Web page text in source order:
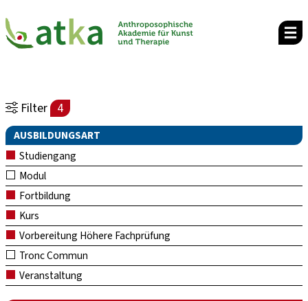
Filter 4
AUSBILDUNGSART
Studiengang
Modul
Fortbildung
Kurs
Vorbereitung Höhere Fachprüfung
Tronc Commun
Veranstaltung